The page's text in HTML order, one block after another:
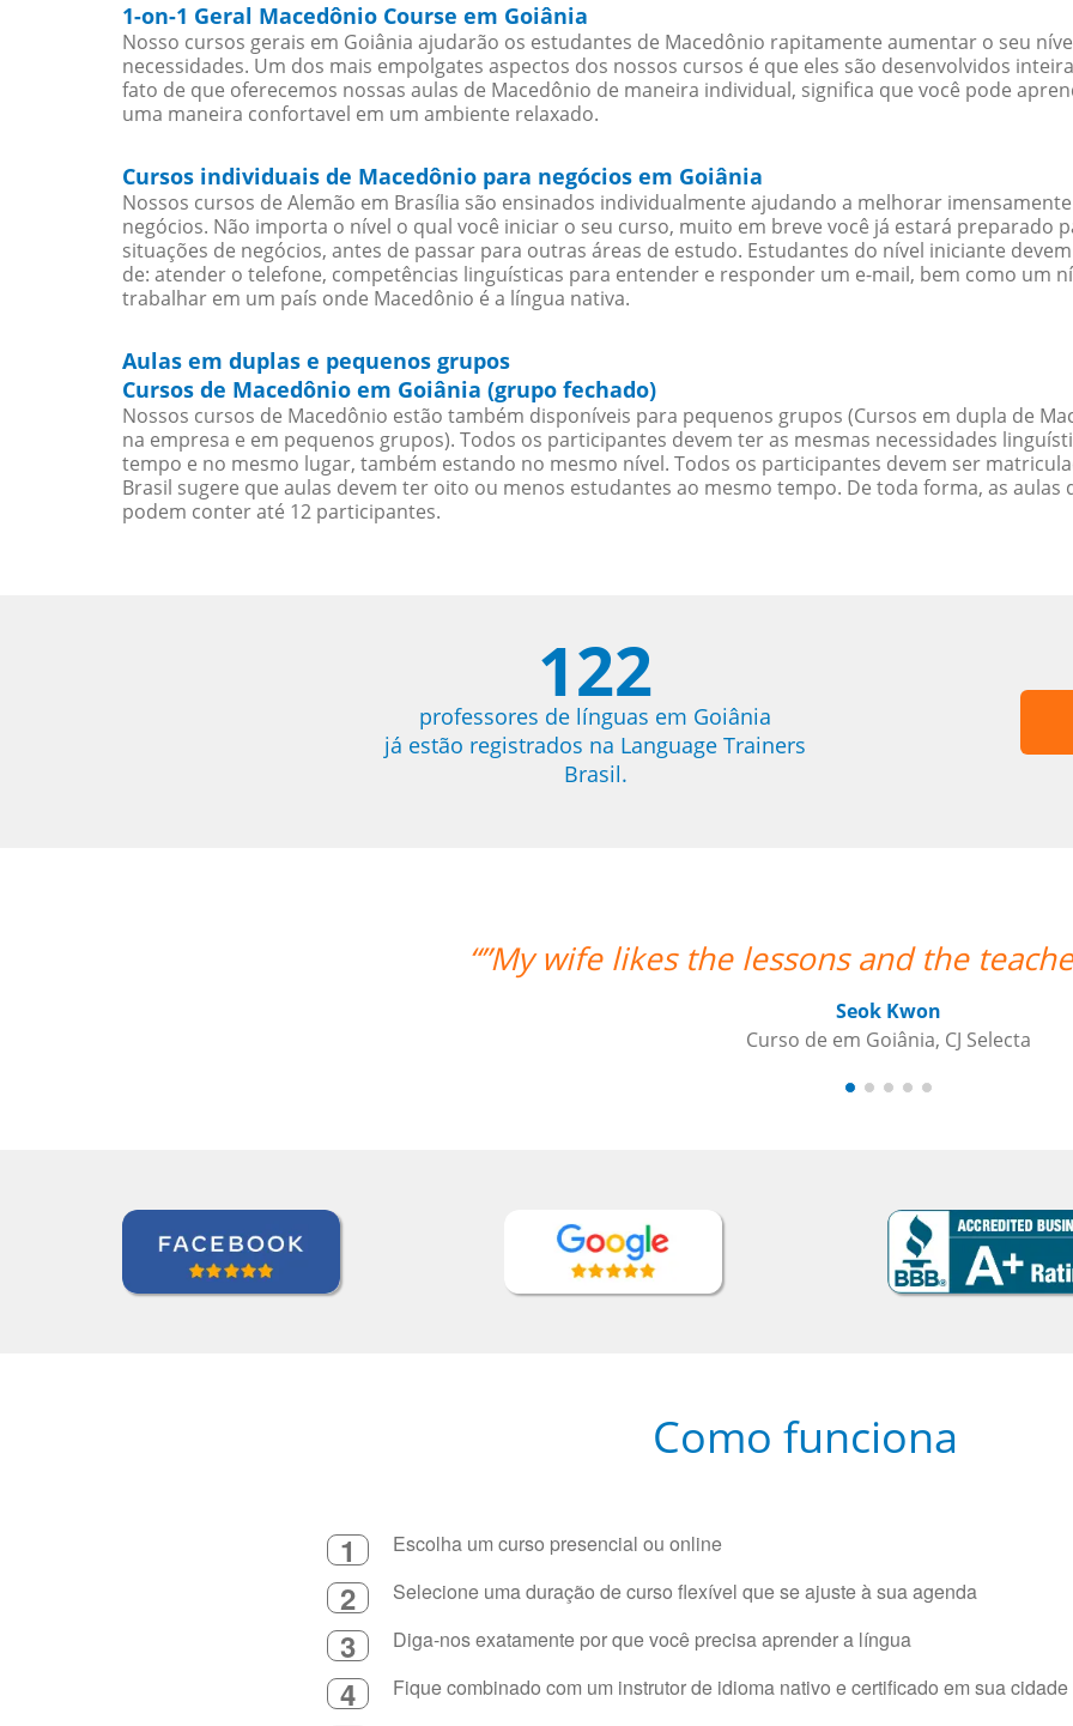
1-on-1 Geral Macedônio Course em Goiânia
Nosso cursos gerais em Goiânia ajudarão os estudantes de Macedônio rapitamente aumentar o seu
necessidades. Um dos mais empolgates aspectos dos nossos cursos é que eles são desenvolvidos
fato de que oferecemos nossas aulas de Macedônio de maneira individual, significa que você pode
uma maneira confortavel em um ambiente relaxado.
Cursos individuais de Macedônio para negócios em Goiânia
Nossos cursos de Alemão em Brasília são ensinados individualmente ajudando a melhorar
negócios. Não importa o nível o qual você iniciar o seu curso, muito em breve você já estará preparado
situações de negócios, antes de passar para outras áreas de estudo. Estudantes do nível iniciante
de: atender o telefone, competências linguísticas para entender e responder um e-mail, bem como um
trabalhar em um país onde Macedônio é a língua nativa.
Aulas em duplas e pequenos grupos
Cursos de Macedônio em Goiânia (grupo fechado)
Nossos cursos de Macedônio estão também disponíveis para pequenos grupos (Cursos em dupla de
na empresa e em pequenos grupos). Todos os participantes devem ter as mesmas necessidades
tempo e no mesmo lugar, também estando no mesmo nível. Todos os participantes devem ser
Brasil sugere que aulas devem ter oito ou menos estudantes ao mesmo tempo. De toda forma, as
podem conter até 12 participantes.
122
professores de línguas em Goiânia
já estão registrados na Language Trainers
Brasil.
wife likes the lessons and the teacher's punctuality.””
Como funciona
1 Escolha um curso presencial ou online
2 Selecione uma duração de curso flexível que se ajuste à sua agenda
3 Diga-nos exatamente por que você precisa aprender a língua
4 Fique combinado com um instrutor de idioma nativo e certificado em sua